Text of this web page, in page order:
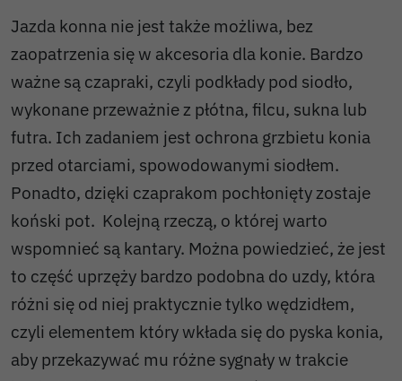
Jazda konna nie jest także możliwa, bez
zaopatrzenia się w akcesoria dla konie. Bardzo
ważne są czapraki, czyli podkłady pod siodło,
wykonane przeważnie z płótna, filcu, sukna lub
futra. Ich zadaniem jest ochrona grzbietu konia
przed otarciami, spowodowanymi siodłem.
Ponadto, dzięki czaprakom pochłonięty zostaje
koński pot. Kolejną rzeczą, o której warto
wspomnieć są kantary. Można powiedzieć, że jest
to część uprzęży bardzo podobna do uzdy, która
różni się od niej praktycznie tylko wędzidłem,
czyli elementem który wkłada się do pyska konia,
aby przekazywać mu różne sygnały w trakcie